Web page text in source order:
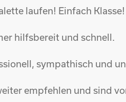
laufen! Einfach Klasse!
hilfsbereit und schnell.
sympathisch und
empfehlen und sind